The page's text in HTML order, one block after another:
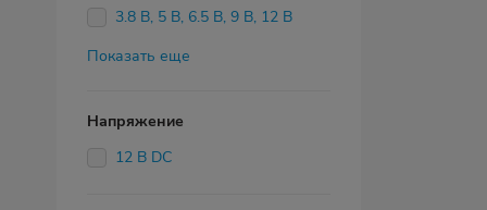
3.8 В, 5 В, 6.5 В, 9 В, 12 В
Показать еще
Напряжение
12 В DC